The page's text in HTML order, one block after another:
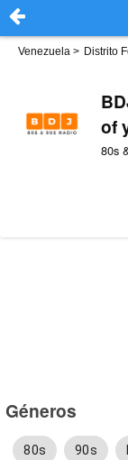
Venezuela > Distrito
of
80s
Géneros
80s 90s